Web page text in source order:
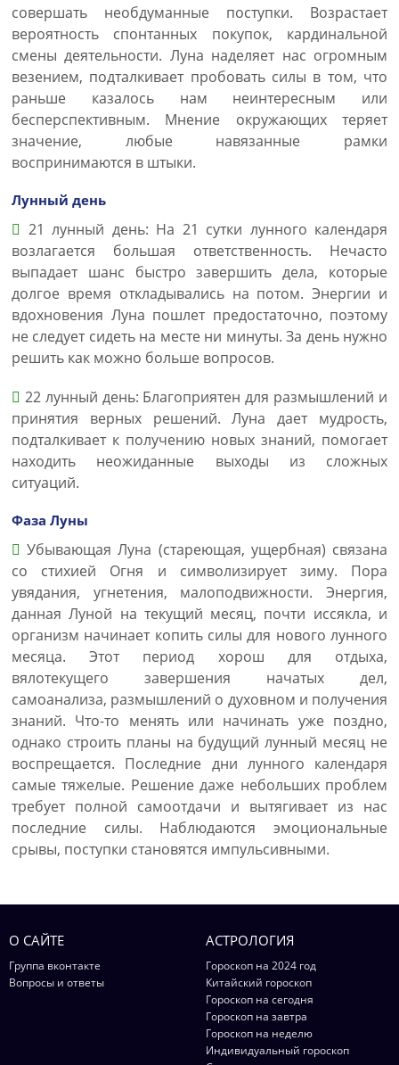
совершать необдуманные поступки. Возрастает
вероятность спонтанных покупок, кардинальной
смены деятельности. Луна наделяет нас огромным
везением, подталкивает пробовать силы в том, что
раньше казалось нам неинтересным или
бесперспективным. Мнение окружающих теряет
значение, любые навязанные рамки
воспринимаются в штыки.
Лунный день
21 лунный день: На 21 сутки лунного календаря
возлагается большая ответственность. Нечасто
выпадает шанс быстро завершить дела, которые
долгое время откладывались на потом. Энергии и
вдохновения Луна пошлет предостаточно, поэтому
не следует сидеть на месте ни минуты. За день нужно
решить как можно больше вопросов.
22 лунный день: Благоприятен для размышлений и
принятия верных решений. Луна дает мудрость,
подталкивает к получению новых знаний, помогает
находить неожиданные выходы из сложных
ситуаций.
Фаза Луны
Убывающая Луна (стареющая, ущербная) связана
со стихией Огня и символизирует зиму. Пора
увядания, угнетения, малоподвижности. Энергия,
данная Луной на текущий месяц, почти иссякла, и
организм начинает копить силы для нового лунного
месяца. Этот период хорош для отдыха,
вялотекущего завершения начатых дел,
самоанализа, размышлений о духовном и получения
знаний. Что-то менять или начинать уже поздно,
однако строить планы на будущий лунный месяц не
воспрещается. Последние дни лунного календаря
самые тяжелые. Решение даже небольших проблем
требует полной самоотдачи и вытягивает из нас
последние силы. Наблюдаются эмоциональные
срывы, поступки становятся импульсивными.
О САЙТЕ
Группа вконтакте
Вопросы и ответы
АСТРОЛОГИЯ
Гороскоп на 2024 год
Китайский гороскоп
Гороскоп на сегодня
Гороскоп на завтра
Гороскоп на неделю
Индивидуальный гороскоп